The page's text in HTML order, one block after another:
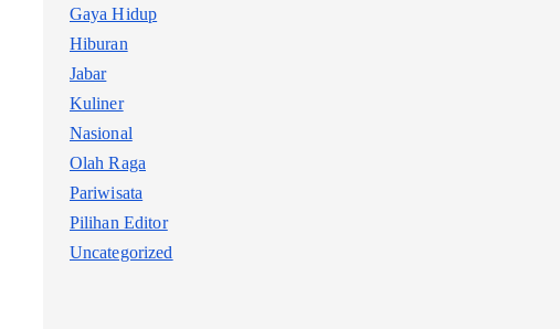
Gaya Hidup
Hiburan
Jabar
Kuliner
Nasional
Olah Raga
Pariwisata
Pilihan Editor
Uncategorized